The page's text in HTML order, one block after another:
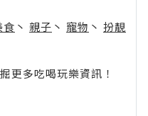
食 丶 親子 丶 寵物 丶 扮靚
更多吃喝玩樂資訊！